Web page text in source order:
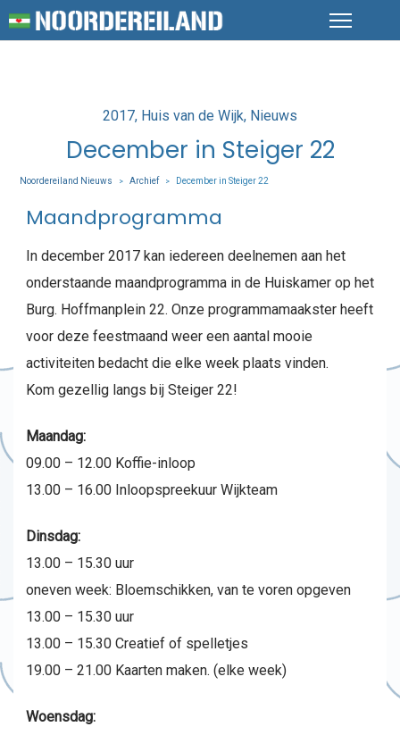
Posted
2017 Huis van de Wijk Nieuws
December in Steiger 22
Noordereiland Nieuws > Archief > December in Steiger 22
Maandprogramma
In december 2017 kan iedereen deelnemen aan het
onderstaande maandprogramma in de Huiskamer op het
Burg. Hoffmanplein 22. Onze programmamaakster heeft
voor deze feestmaand weer een aantal mooie
activiteiten bedacht die elke week plaats vinden.
Kom gezellig langs bij Steiger 22!
Maandag:
09.00 – 12.00 Koffie-inloop
13.00 – 16.00 Inloopspreekuur Wijkteam
Dinsdag:
13.00 – 15.30 uur
oneven week: Bloemschikken, van te voren opgeven
13.00 – 15.30 uur
13.00 – 15.30 Creatief of spelletjes
19.00 – 21.00 Kaarten maken. (elke week)
Woensdag: